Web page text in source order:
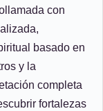
con
basado en
y la
completa
fortalezas